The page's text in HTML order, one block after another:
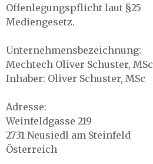
Offenlegungspflicht laut §25
Mediengesetz.
Unternehmensbezeichnung:
Mechtech Oliver Schuster, MSc
Inhaber: Oliver Schuster, MSc
Adresse:
Weinfeldgasse 219
2731 Neusiedl am Steinfeld
Österreich